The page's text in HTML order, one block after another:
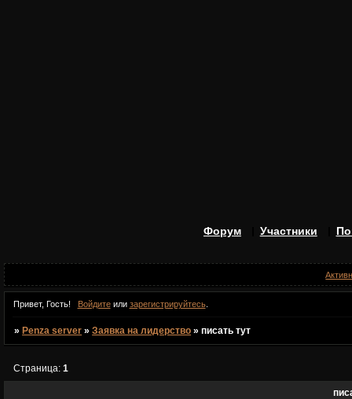
Форум Участники
Привет, Гость! Войдитеили зарегистрируйтесь.
» Penza server »Заявка на лидерство »писать тут
Страница:1